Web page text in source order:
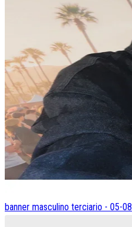
banner masculino terciario - 05-08